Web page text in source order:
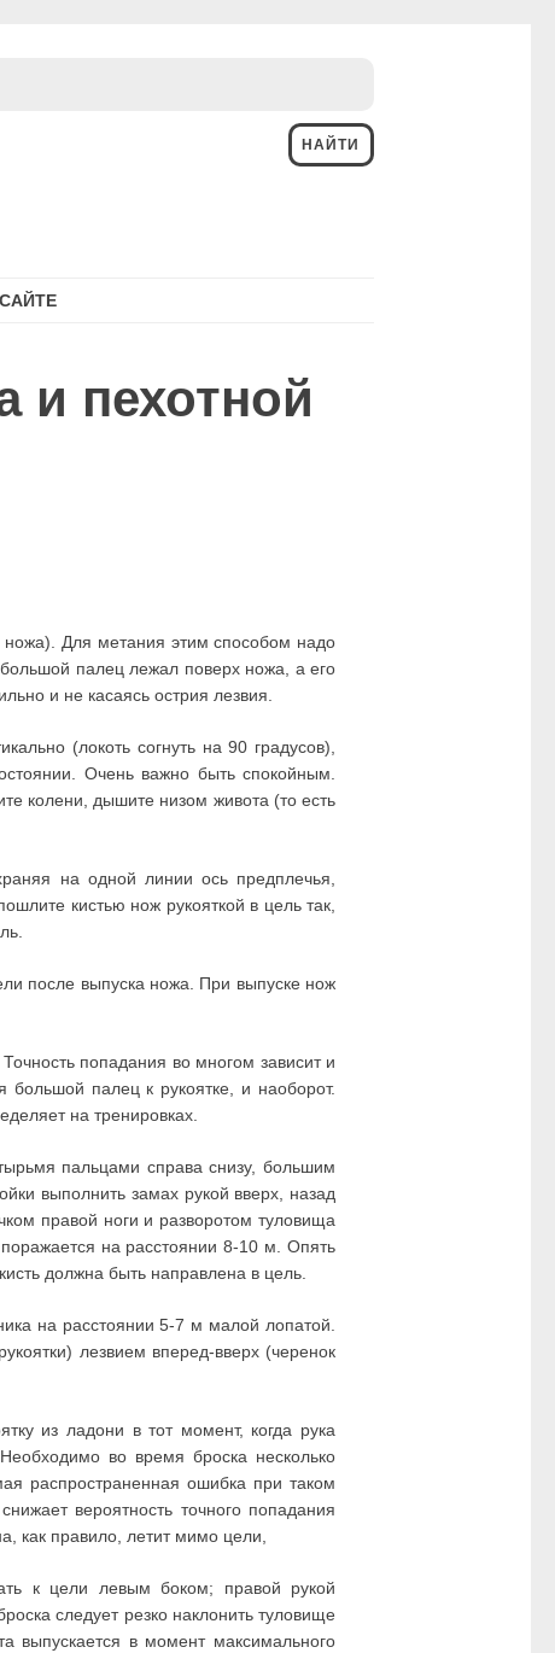
и пехотной
Для метания этим способом надо
палец лежал поверх ножа, а его
и не касаясь острия лезвия.
(локоть согнуть на 90 градусов),
Очень важно быть спокойным.
колени, дышите низом живота (то есть
на одной линии ось предплечья,
кистью нож рукояткой в цель так,
после выпуска ножа. При выпуске нож
попадания во многом зависит и
палец к рукоятке, и наоборот.
на тренировках.
пальцами справа снизу, большим
выполнить замах рукой вверх, назад
правой ноги и разворотом туловища
на расстоянии 8-10 м. Опять
должна быть направлена в цель.
на расстоянии 5-7 м малой лопатой.
лезвием вперед-вверх (черенок
из ладони в тот момент, когда рука
во время броска несколько
распространенная ошибка при таком
вероятность точного попадания
как правило, летит мимо цели,
к цели левым боком; правой рукой
следует резко наклонить туловище
выпускается в момент максимального